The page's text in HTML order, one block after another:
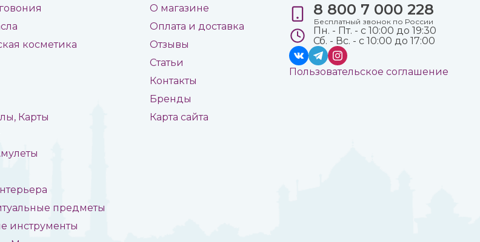
косметика
Карты
предметы
инструменты
О магазине
Оплата и доставка
Отзывы
Статьи
Контакты
Бренды
Карта сайта
8 800 7 000 228
Бесплатный звонок по России
Пн. - Пт. - с 10:00 до 19:30
Сб. - Вс. - с 10:00 до 17:00
Пользовательское соглашение